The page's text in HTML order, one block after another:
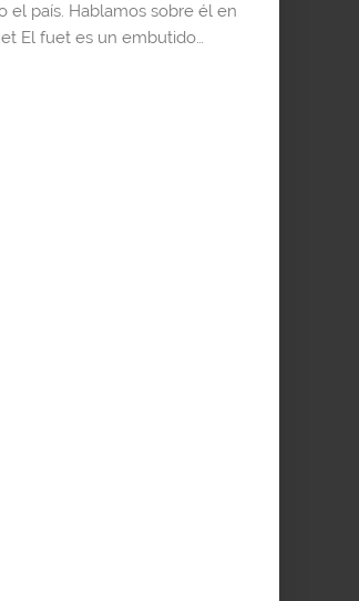
el país. Hablamos sobre él en
El fuet es un embutido…